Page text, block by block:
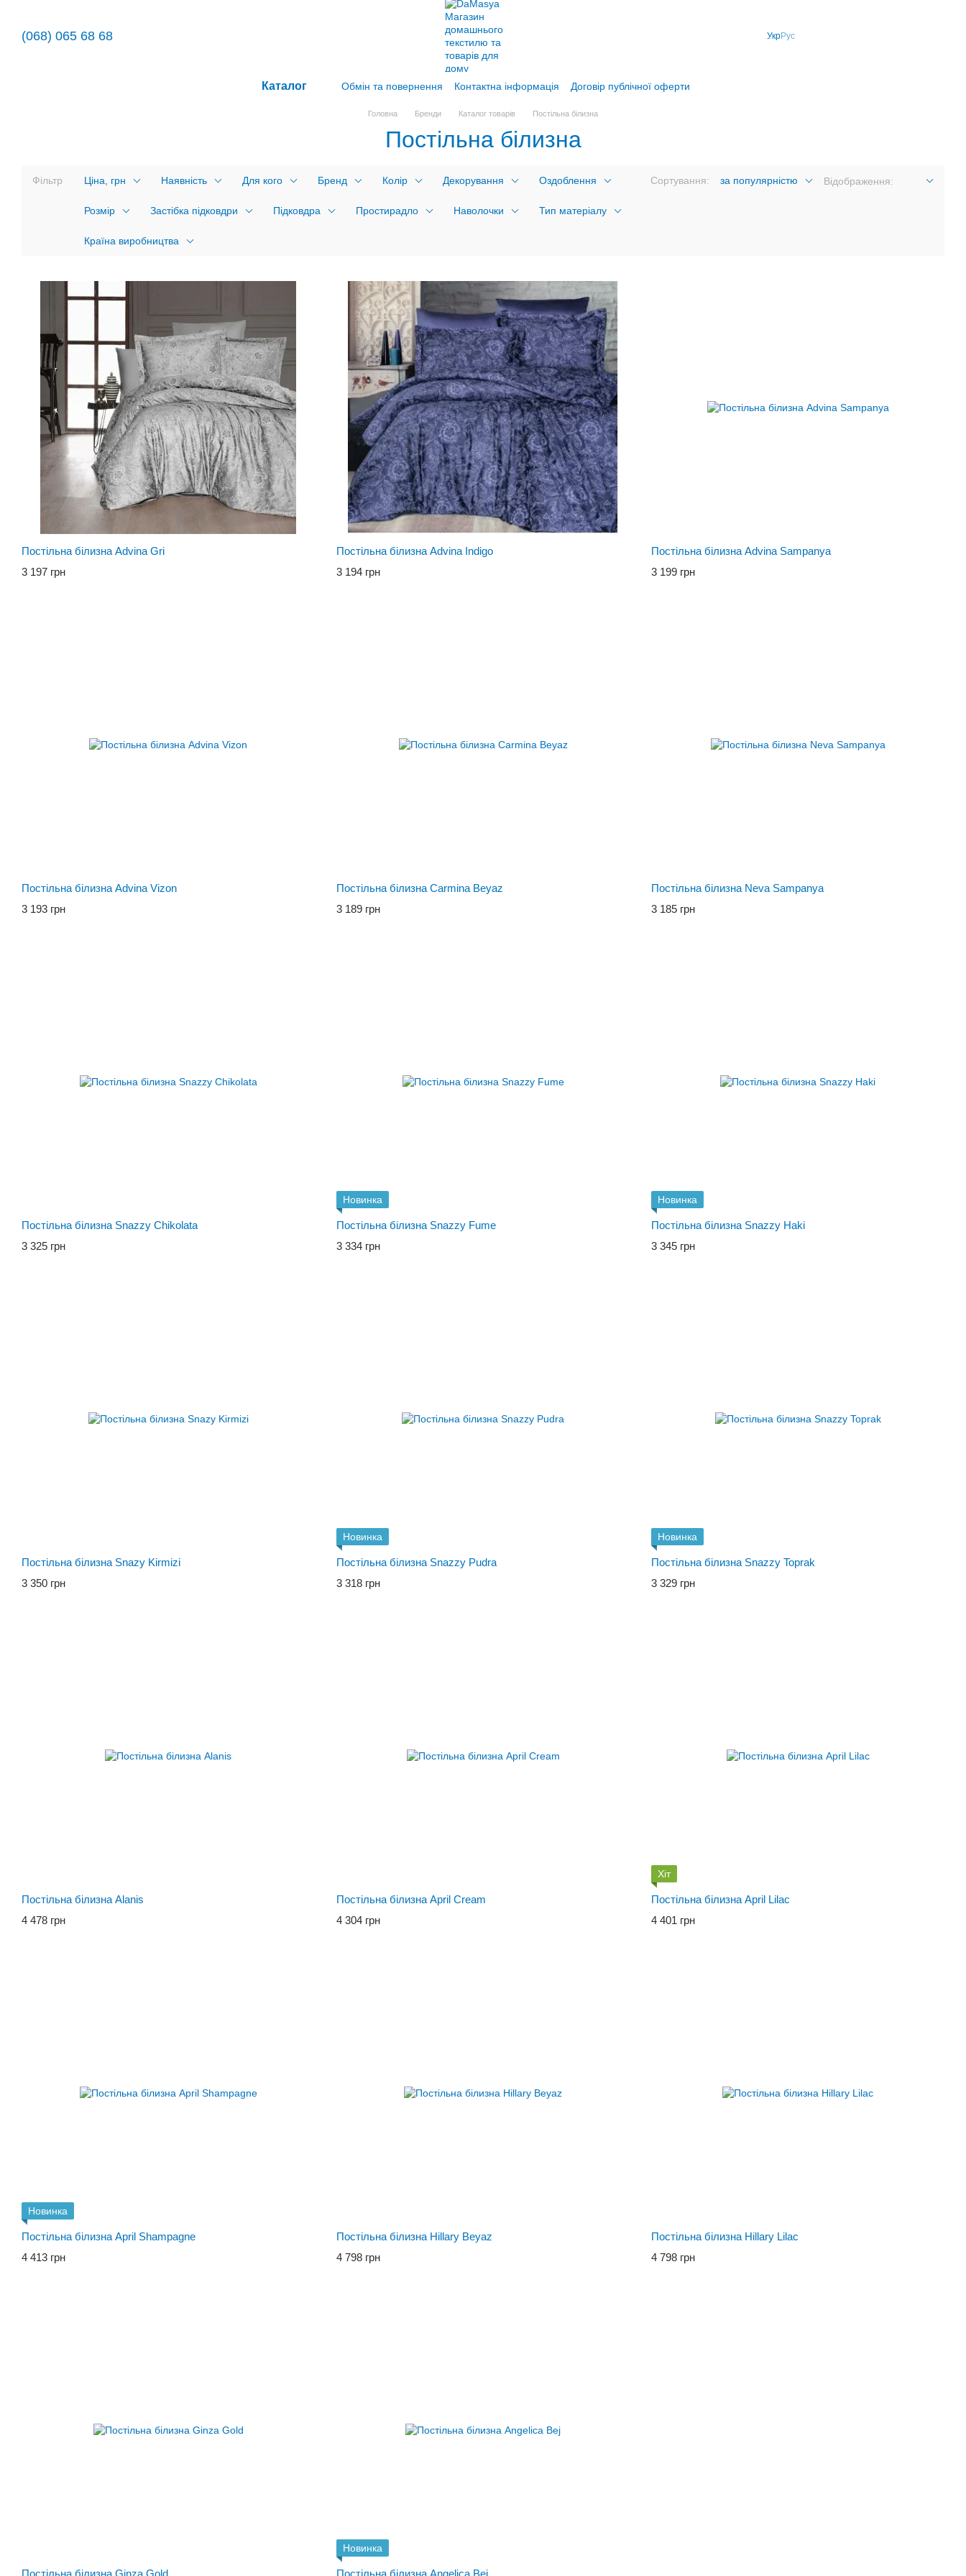
(068) 065 68 68 УкрРус
Каталог Обмін та повернення Контактна інформація Договір публічної оферти
Головна Бренди Каталог товарів Постільна білизна
Постільна білизна
Фільтр Ціна, грн Наявність Для кого Бренд Колір Декорування Оздоблення
Розмір Застібка підковдри Підковдра Простирадло Наволочки Тип матеріалу
Країна виробництва
Сортування: за популярністю Відображення:
Постільна білизна Advina Gri
3 197 грн
Постільна білизна Advina Indigo
3 194 грн
Постільна білизна Advina Sampanya
3 199 грн
Постільна білизна Advina Vizon
3 193 грн
Постільна білизна Carmina Beyaz
3 189 грн
Постільна білизна Neva Sampanya
3 185 грн
Постільна білизна Snazzy Chikolata
3 325 грн
Новинка
Постільна білизна Snazzy Fume
3 334 грн
Новинка
Постільна білизна Snazzy Haki
3 345 грн
Постільна білизна Snazy Kirmizi
3 350 грн
Новинка
Постільна білизна Snazzy Pudra
3 318 грн
Новинка
Постільна білизна Snazzy Toprak
3 329 грн
Постільна білизна Alanis
4 478 грн
Постільна білизна April Cream
4 304 грн
Хіт
Постільна білизна April Lilac
4 401 грн
Новинка
Постільна білизна April Shampagne
4 413 грн
Постільна білизна Hillary Beyaz
4 798 грн
Постільна білизна Hillary Lilac
4 798 грн
Постільна білизна Ginza Gold
Новинка
Постільна білизна Angelica Bej